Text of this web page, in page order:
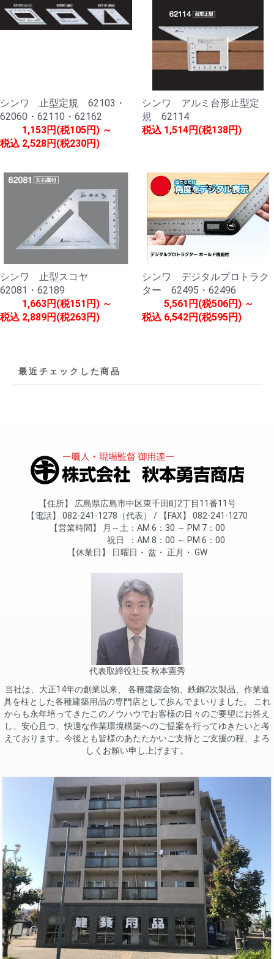
シンワ 止型定規 62103・
62060・62110・62162
税込
1,153円(税105円) ～
2,528円(税230円)
シンワ アルミ台形止型定
規 62114
税込 1,514円(税138円)
シンワ 止型スコヤ
62081・62189
税込
1,663円(税151円) ～
2,889円(税263円)
シンワ デジタルプロトラク
ター 62495・62496
税込
5,561円(税506円) ～
6,542円(税595円)
最近チェックした商品
住所
広島県広島市中区東千田町2丁目11番11号
電話
082-241-1278（代表） FAX
082-241-1270
営業時間
月～土
AM 6：30 ～ PM 7：00
祝日
AM 8：00 ～ PM 6：00
休業日
日曜日 盆 正月 GW
代表取締役社長 秋本憲秀
当社は、大正14年の創業以来、 各種建築金物、鉄鋼2次製品、作業道
具を柱とした各種建築用品の専門店として歩んでまいりました。 これ
からも永年培ってきたこのノウハウでお客様の日々のご要望にお答え
し、安心且つ、快適な作業環境構築へのご提案を行ってゆきたいと考
えております。今後とも皆様のあたたかいご支持とご支援の程、よろ
しくお願い申し上げます。